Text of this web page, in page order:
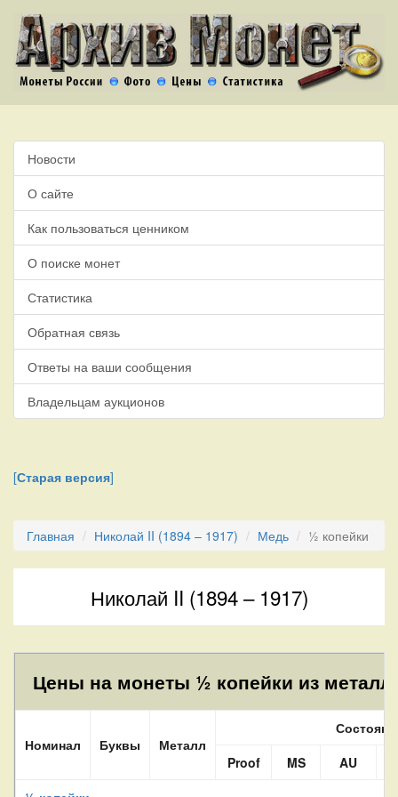
Новости
О сайте
Как пользоваться ценником
О поиске монет
Статистика
Обратная связь
Ответы на ваши сообщения
Владельцам аукционов
[Старая версия]
Главная Николай II (1894 – 1917) Медь ½ копейки
Николай II (1894 – 1917)
Цены на монеты ½ копейки из
Номинал Буквы Металл
Proof
MS AU